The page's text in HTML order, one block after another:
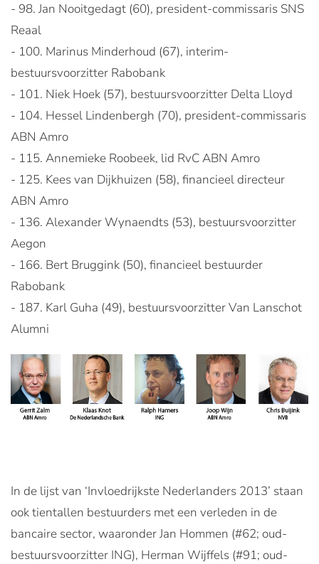
- 98. Jan Nooitgedagt (60), president-commissaris SNS
Reaal
- 100. Marinus Minderhoud (67), interim-
bestuursvoorzitter Rabobank
- 101. Niek Hoek (57), bestuursvoorzitter Delta Lloyd
- 104. Hessel Lindenbergh (70), president-commissaris
ABN Amro
- 115. Annemieke Roobeek, lid RvC ABN Amro
- 125. Kees van Dijkhuizen (58), financieel directeur
ABN Amro
- 136. Alexander Wynaendts (53), bestuursvoorzitter
Aegon
- 166. Bert Bruggink (50), financieel bestuurder
Rabobank
- 187. Karl Guha (49), bestuursvoorzitter Van Lanschot
Alumni
In de lijst van ‘Invloedrijkste Nederlanders 2013’ staan
ook tientallen bestuurders met een verleden in de
bancaire sector, waaronder Jan Hommen (#62; oud-
bestuursvoorzitter ING), Herman Wijffels (#91; oud-